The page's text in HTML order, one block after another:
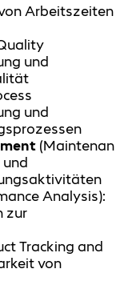
Arbeitszeiten
und
und
(Maintenan
Analysis):
zur
Tracking and
von